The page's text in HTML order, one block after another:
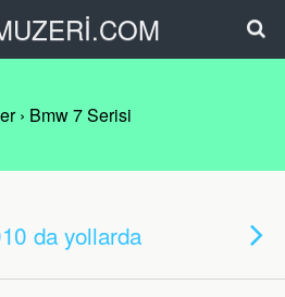
› Bmw 7 Serisi
da yollarda